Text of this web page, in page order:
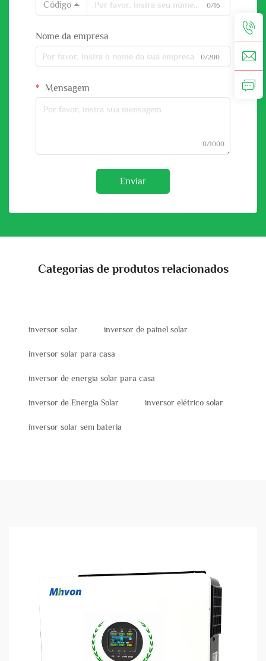
Código 0/16
Nome da empresa
0/200
Mensagem
0/1000
Enviar
Categorias de produtos relacionados
inversor solar inversor de painel solar
inversor solar para casa
inversor de energia solar para casa
inversor de Energia Solar inversor elétrico solar
inversor solar sem bateria